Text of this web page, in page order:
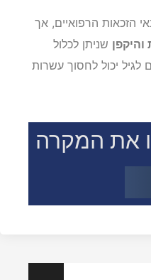
הזכאות הרפואיים, אך
והיקפןשניתן לכלול
יכול לחסוך עשרות
את המקרה